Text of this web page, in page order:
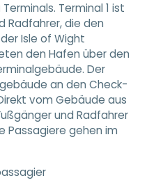
Terminal 1 ist
Radfahrer, die den
Isle of Wight
den Hafen über den
Der
an den Check-
vom Gebäude aus
und Radfahrer
Passagiere gehen im